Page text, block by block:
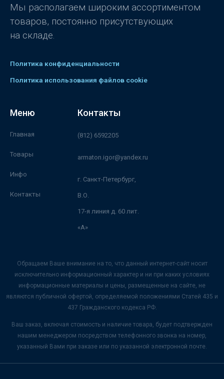
Мы располагаем широким ассортиментом
товаров, постоянно присутствующих
на складе.
Политика конфиденциальности
Политика использования файлов cookie
Меню
Главная
Товары
Инфо
Контакты
Контакты
(812) 6592205
armaton.igor@yandex.ru
г. Санкт-Петербург,
В.О.
17-я линия д. 60 лит.
«А»
Обращаем Ваше внимание на то, что данный интернет-сайт носит
исключительно информационный характер и ни при каких условиях
информационные материалы и цены, размещенные на сайте, не
являются публичной офертой, определяемой положениями Статей 435 и
437 Гражданского кодекса РФ.
Ваш заказ, включая стоимость и наличие товара, будет подтвержден
нашим менеджером посредством телефонного звонка на номер,
указанный Вами при заказе или по указанной электронной почте.